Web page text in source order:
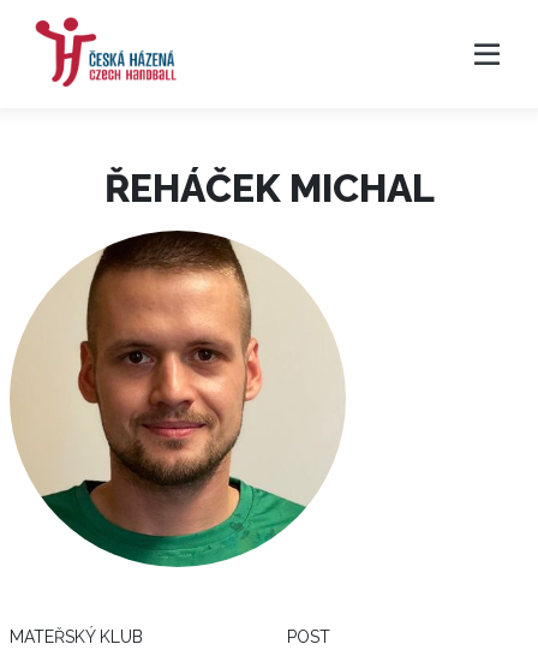
ŘEHÁČEK MICHAL
MATEŘSKÝ KLUB POST